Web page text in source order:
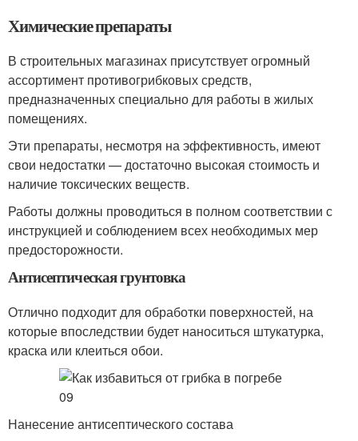
Химические препараты
В строительных магазинах присутствует огромный
ассортимент противогрибковых средств,
предназначенных специально для работы в жилых
помещениях.
Эти препараты, несмотря на эффективность, имеют
свои недостатки — достаточно высокая стоимость и
наличие токсических веществ.
Работы должны проводиться в полном соответствии с
инструкцией и соблюдением всех необходимых мер
предосторожности.
Антисептическая грунтовка
Отлично подходит для обработки поверхностей, на
которые впоследствии будет наноситься штукатурка,
краска или клеиться обои.
Нанесение антисептического состава